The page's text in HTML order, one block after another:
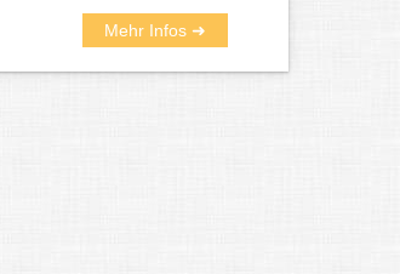
Mehr Infos ➜